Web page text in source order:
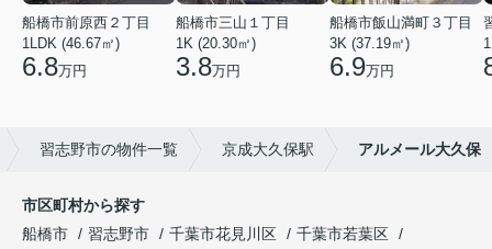
船橋市前原西２丁目
1LDK (46.67㎡)
6.8万円
船橋市三山１丁目
1K (20.30㎡)
3.8万円
船橋市飯山満町３丁目
3K (37.19㎡)
6.9万円
習志野市の物件一覧 京成大久保駅 アルメール大久保
市区町村から探す
船橋市
習志野市 千葉市花見川区
千葉市若葉区